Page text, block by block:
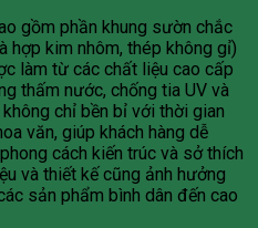
gồm phần khung sườn chắc
hợp kim nhôm, thép không gỉ)
làm từ các chất liệu cao cấp
thấm nước, chống tia UV và
chỉ bền bỉ với thời gian
văn, giúp khách hàng dễ
cách kiến trúc và sở thích
và thiết kế cũng ảnh hưởng
sản phẩm bình dân đến cao